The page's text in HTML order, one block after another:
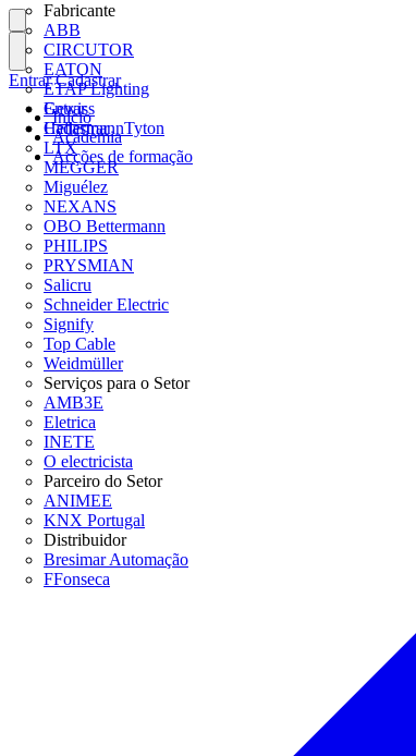
Fabricante
ABB
CIRCUTOR
EATON
ETAP Lighting
Gewiss
HellermannTyton
LTX
MEGGER
Miguélez
NEXANS
OBO Bettermann
PHILIPS
PRYSMIAN
Salicru
Schneider Electric
Signify
Top Cable
Weidmüller
Serviços para o Setor
AMB3E
Eletrica
INETE
O electricista
Parceiro do Setor
ANIMEE
KNX Portugal
Distribuidor
Bresimar Automação
FFonseca
Entrar
Cadastrar
Entrar Cadastrar
Início
Academia
Acções de formação